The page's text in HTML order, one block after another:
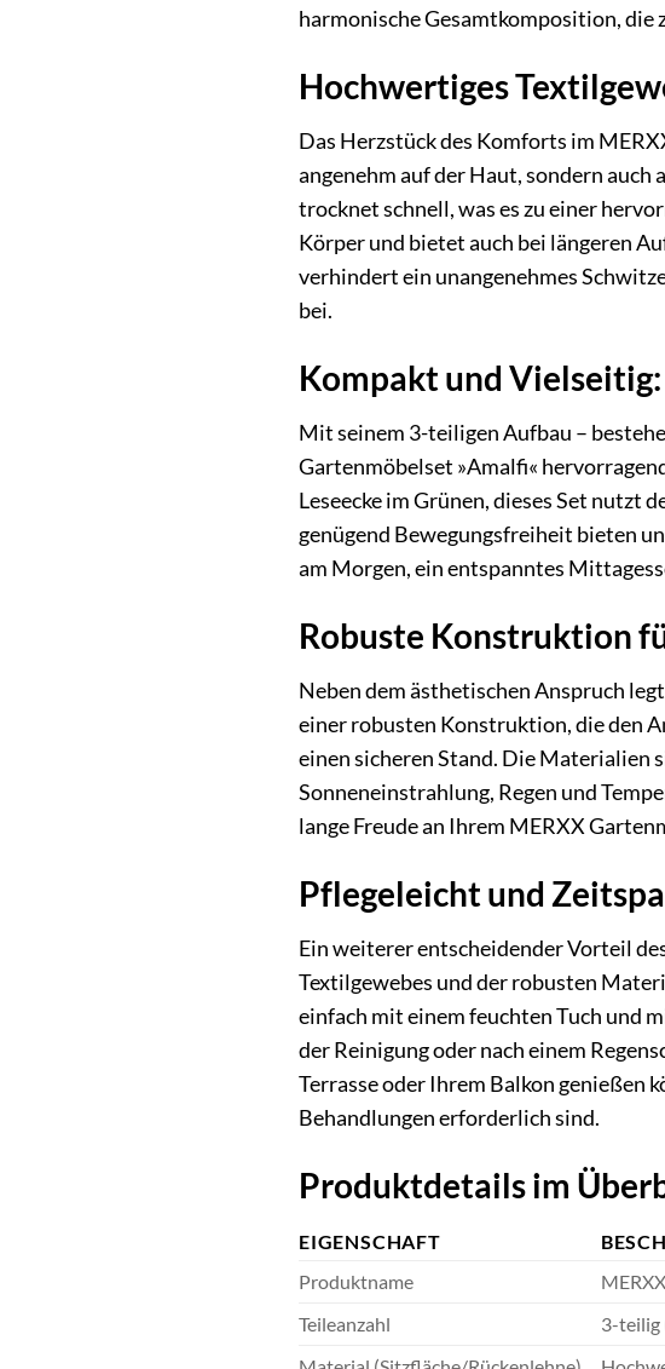
harmonische Gesamtkomposition, die
Hochwertiges
Das Herzstück des Komforts im
angenehm auf der Haut, sondern
trocknet schnell, was es zu einer
Körper und bietet auch bei längeren
verhindert ein unangenehmes
bei.
Kompakt und
Mit seinem 3-teiligen Aufbau –
Gartenmöbelset »Amalfi«
Leseecke im Grünen, dieses Set nutzt
genügend Bewegungsfreiheit bieten
am Morgen, ein entspanntes
Robuste Konstruktion
Neben dem ästhetischen Anspruch
einer robusten Konstruktion, die den
einen sicheren Stand. Die Materialien
Sonneneinstrahlung, Regen und
lange Freude an Ihrem MERXX
Pflegeleicht und
Ein weiterer entscheidender Vorteil
Textilgewebes und der robusten
einfach mit einem feuchten Tuch und
der Reinigung oder nach einem
Terrasse oder Ihrem Balkon genießen
Behandlungen erforderlich sind.
Produktdetails im
EIGENSCHAFT
Produktname
Teileanzahl
3-teilig